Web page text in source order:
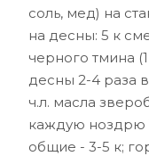
соль, мед) на
на десны: 5 к
черного тмина
десны 2-4 раза
ч.л. масла
каждую ноздрю
общие - 3-5 к;